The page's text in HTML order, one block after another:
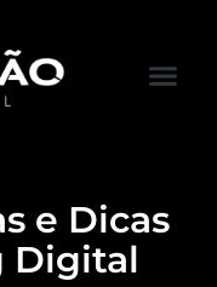
e Dicas
Digital